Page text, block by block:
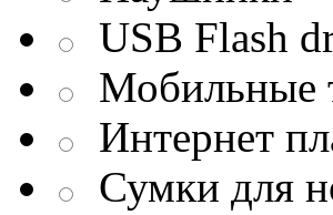
USB Flash
Мобильные
Интернет
Сумки для